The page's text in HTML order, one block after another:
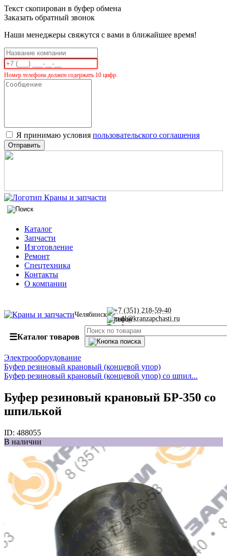
Текст скопирован в буфер обмена
Заказать обратный звонок
Наши менеджеры свяжутся с вами в ближайшее время!
Номер телефона должен содержать 10 цифр.
Я принимаю условия пользовательского соглашения
Отправить
Каталог
Запчасти
Изготовление
Ремонт
Спецтехника
Контакты
О компании
Челябинск
+7 (351) 218-59-40
mail@kranzapchasti.ru
☰Каталог товаров
Электрооборудование
Буфер резиновый крановый (концевой упор)
Буфер резиновый крановый (концевой упор) со шпил...
Буфер резиновый крановый БР-350 со
шпилькой
ID: 488055
В наличии